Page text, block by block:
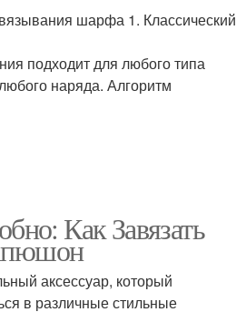
шарфа 1. Классический
подходит для любого типа
наряда. Алгоритм
Как Завязать
аксессуар, который
в различные стильные